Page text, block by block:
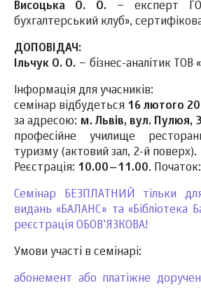
Висоцька О. О.– експерт ГО
бухгалтерський клуб»,
ДОПОВІДАЧ:
Ільчук О. О. – бізнес-аналітик ТОВ
Інформація для учасників:
семінар відбудеться 16 лютого
за адресою: м. Львів, вул. Пулюя,
професійне училище
туризму (актовий зал, 2-й поверх).
Реєстрація: 10.00–11.00. Початок:
Семінар БЕЗПЛАТНИЙ тільки
видань «БАЛАНС» та «Бібліотека
реєстрація ОБОВ’ЯЗКОВА!
Умови участі в семінарі:
абонемент або платіжне